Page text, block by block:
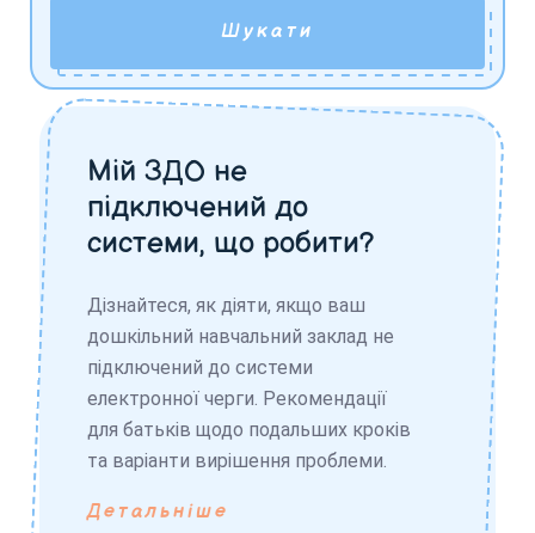
Шукати
Мій ЗДО не
підключений до
системи, що робити?
Дізнайтеся, як діяти, якщо ваш
дошкільний навчальний заклад не
підключений до системи
електронної черги. Рекомендації
для батьків щодо подальших кроків
та варіанти вирішення проблеми.
Детальніше